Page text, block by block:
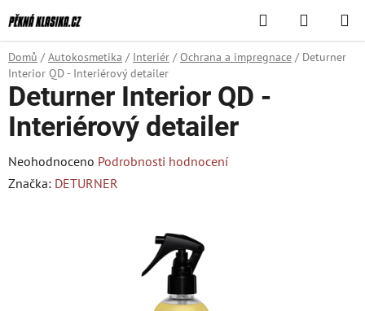
na
obsah
Hledat
KOŠÍK
Domů / Autokosmetika / Interiér / Ochrana a impregnace / Deturner
Interior QD - Interiérový detailer
Deturner Interior QD -
Interiérový detailer
Průměrné
hodnocení
Neohodnoceno Podrobnosti hodnocení
Značka: DETURNER